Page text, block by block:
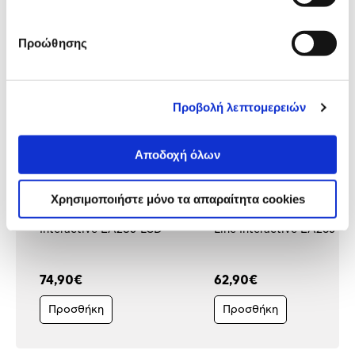
Προώθησης
Προβολή λεπτομερειών
Αποδοχή όλων
Χρησιμοποιήστε μόνο τα απαραίτητα cookies
Turbo-X UPS 850 VA Line
Interactive EA285-LCD
74,90€
Προσθήκη
Turbo-X UPS 650VA/390W
Line Interactive EA265-
62,90€
Προσθήκη